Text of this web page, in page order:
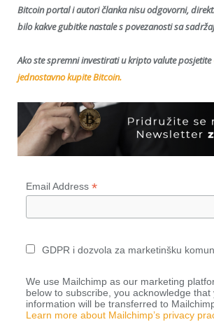
Bitcoin portal i autori članka nisu odgovorni,
bilo kakve gubitke nastale s povezanosti sa
Ako ste spremni investirati u kripto valute posjetite
jednostavno kupite Bitcoin.
Email Address *
GDPR i dozvola za marketinšku
We use Mailchimp as our marketing
below to subscribe, you acknowledge that
information will be transferred to
Learn more about Mailchimp’s privacy